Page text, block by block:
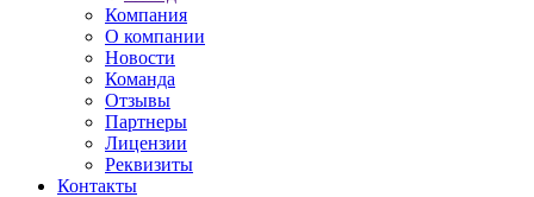
Компания
О компании
Новости
Команда
Отзывы
Партнеры
Лицензии
Реквизиты
Контакты